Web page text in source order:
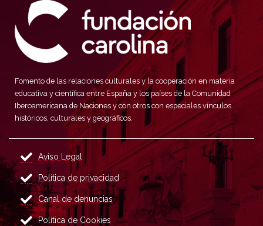
Fomento de las relaciones culturales y la cooperación en materia
educativa y científica entre España y los países de la Comunidad
Iberoamericana de Naciones y con otros con especiales vínculos
históricos, culturales y geográficos.
Aviso Legal
Política de privacidad
Canal de denuncias
Política de Cookies